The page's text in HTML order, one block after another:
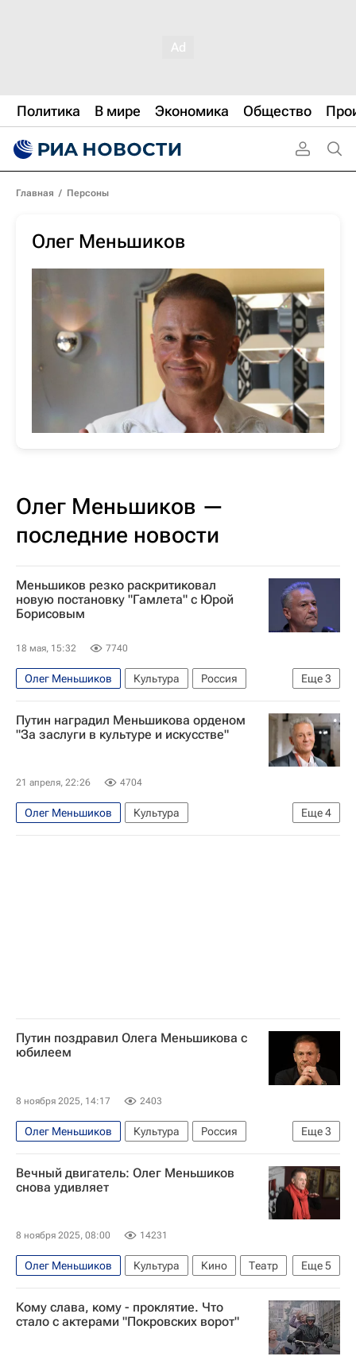
Политика В мире Экономика Общество
Главная / Персоны
Олег Меньшиков
Олег Меньшиков —
последние новости
Меньшиков резко раскритиковал
новую постановку "Гамлета" с Юрой
Борисовым
18 мая, 15:32 7740
Еще3
Олег Меньшиков Культура
Россия
Уильям Шекспир
Юра Борисов (актер)
Общество
Путин наградил Меньшикова орденом
"За заслуги в культуре и искусстве"
21 апреля, 22:26 4704
Еще4
Олег Меньшиков
Культура
Владимир Путин
Россия
Москва
Путин поздравил Олега Меньшикова с
юбилеем
8 ноября 2025, 14:17 2403
Еще3
Олег Меньшиков Культура
Россия
Владимир Путин
Московский драматический театр имени М. Н. Ермоловой
Вечный двигатель: Олег Меньшиков
снова удивляет
8 ноября 2025, 08:00 14231
Еще5
Олег Меньшиков Культура Кино
Театр
Культура-Важное
юбилей
Знаменитости
звезды
Спектакль
Кому слава, кому - проклятие. Что
стало с актерами "Покровских ворот"